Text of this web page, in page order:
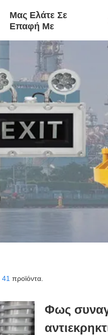
Μας Ελάτε Σε
Επαφή Με
41 προϊόντα.
Φως